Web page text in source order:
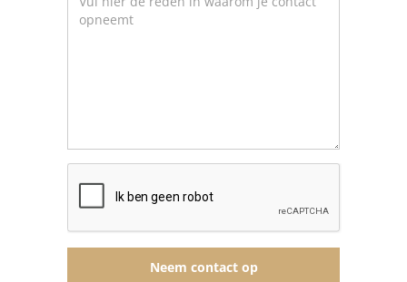
Neem contact op